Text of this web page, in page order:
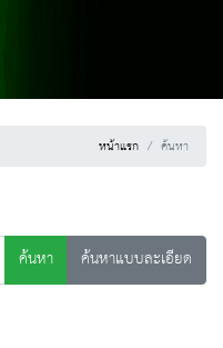
หน้าแรก ค้นหา
ค้นหา
ค้นหาแบบละเอียด